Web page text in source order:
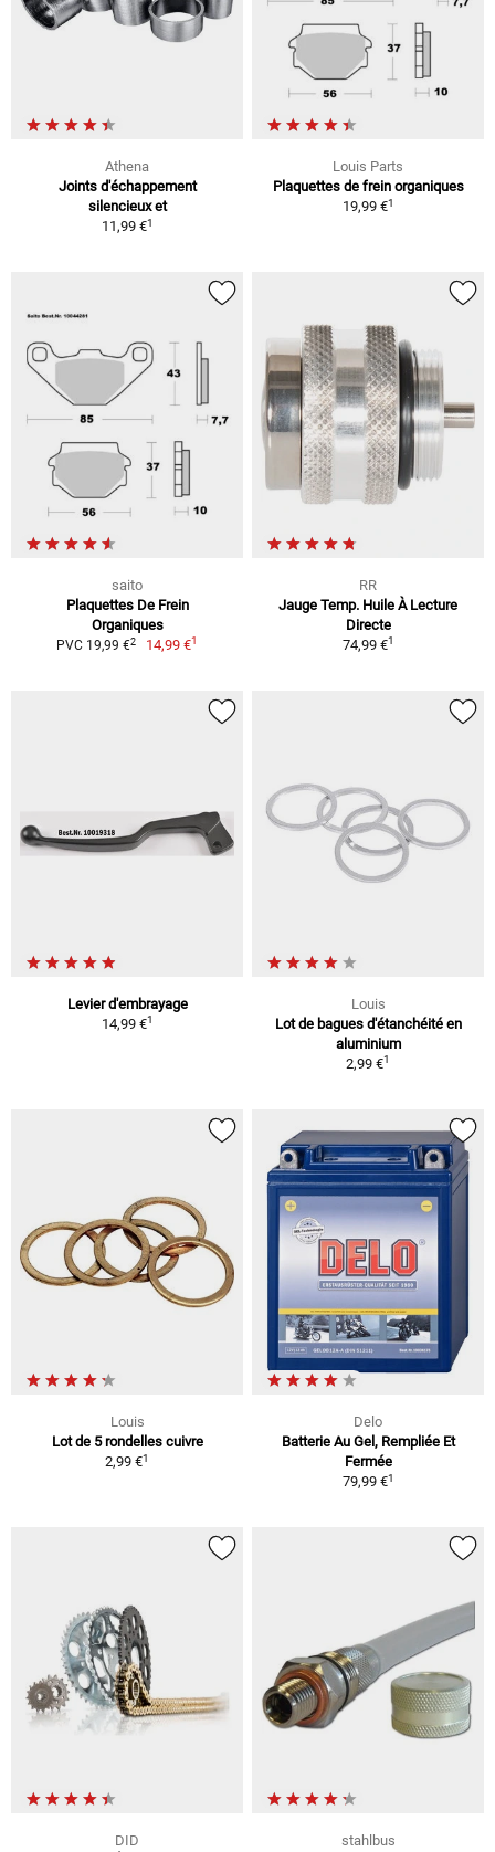
Athena
Joints d'échappement
silencieux et
11,99 €1
Louis Parts
Plaquettes de frein organiques
19,99 €1
saito
Plaquettes De Frein
Organiques
PVC 19,99 €2 14,99 €1
RR
Jauge Temp. Huile À Lecture
Directe
74,99 €1
Levier d'embrayage
14,99 €1
Louis
Lot de bagues d'étanchéité en
aluminium
2,99 €1
Louis
Lot de 5 rondelles cuivre
2,99 €1
Delo
Batterie Au Gel, Rempliée Et
Fermée
79,99 €1
DID
stahlbus